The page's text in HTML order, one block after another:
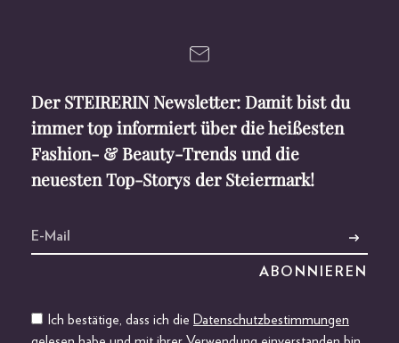
Der STEIRERIN Newsletter: Damit bist du
immer top informiert über die heißesten
Fashion- & Beauty-Trends und die
neuesten Top-Storys der Steiermark!
Ich bestätige, dass ich die Datenschutzbestimmungen